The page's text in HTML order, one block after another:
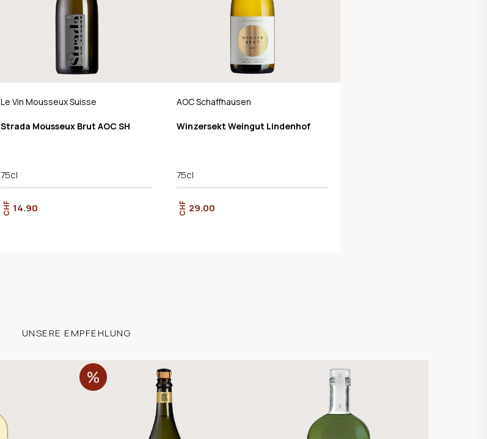
Le Vin Mousseux Suisse
Strada Mousseux Brut AOC SH
75cl
CHF 14.90
AOC Schaffhausen
Winzersekt Weingut Lindenhof
75cl
CHF 29.00
UNSERE EMPFEHLUNG